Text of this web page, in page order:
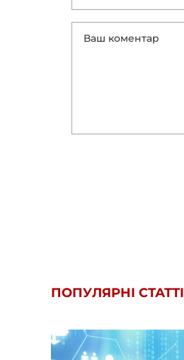
ПОПУЛЯРНІ СТАТТІ